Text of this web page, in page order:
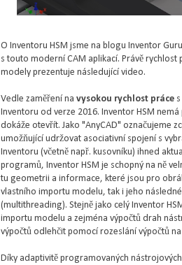
O Inventoru HSM jsme na blogu Inventor
s touto moderní CAM aplikací. Právě
modely prezentuje následující video.
Vedle zaměření na vysokou rychlost práce
Inventoru od verze 2016. Inventor HSM
dokáže otevřít. Jako "AnyCAD" označujeme
umožňující udržovat asociativní spojení s
Inventoru (včetně např. kusovníku) ihned
programů, Inventor HSM je schopný na ně
tu geometrii a informace, které jsou pro
vlastního importu modelu, tak i jeho
(multithreading). Stejně jako celý Inventor
importu modelu a zejména výpočtů drah
výpočtů odlehčit pomocí rozeslání výpočtů
Díky adaptivitě programovaných